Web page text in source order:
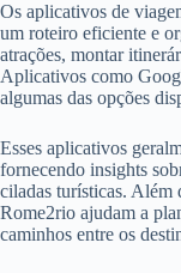
Os aplicativos de
um roteiro eficiente e
atrações, montar
Aplicativos como
algumas das opções
Esses aplicativos
fornecendo insights
ciladas turísticas.
Rome2rio ajudam a
caminhos entre os